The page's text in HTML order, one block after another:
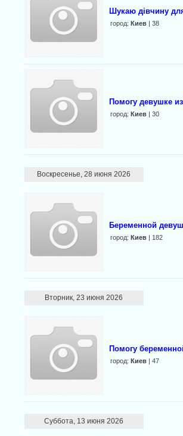
Шукаю дівчину
город: Киев| 38
Помогу девушке
город: Киев| 30
Воскресенье, 28 июня 2026
Беременной
город: Киев| 182
Вторник, 23 июня 2026
Помогу
город: Киев| 47
Суббота, 13 июня 2026